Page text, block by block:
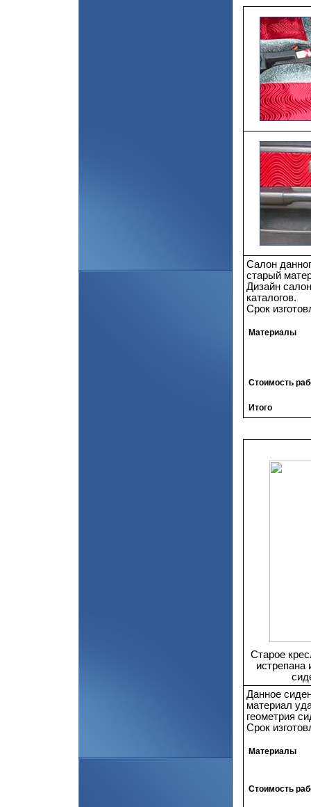
Салон
старый
Дизайн
каталогов.
Срок
Материалы
Стоимость
Итого
Старое
истрепана
Данное
материал
геометрия
Срок
Материалы
Стоимость